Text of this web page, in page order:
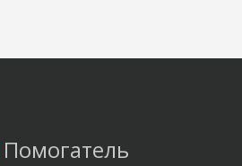
Помогатель